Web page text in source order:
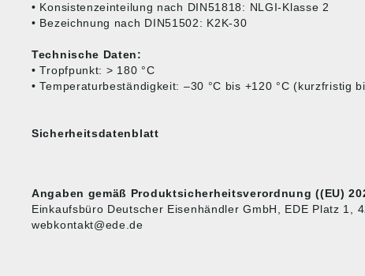
• Konsistenzeinteilung nach DIN51818: NLGI-Klasse 2
• Bezeichnung nach DIN51502: K2K-30
Technische Daten:
• Tropfpunkt: > 180 °C
• Temperaturbeständigkeit: –30 °C bis +120 °C (kurzfristig
Sicherheitsdatenblatt
Angaben gemäß Produktsicherheitsverordnung ((EU)
Einkaufsbüro Deutscher Eisenhändler GmbH, EDE Platz 1,
webkontakt@ede.de